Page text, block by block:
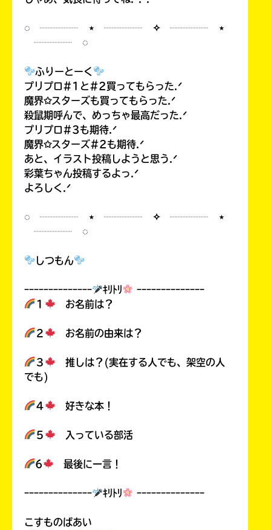
◌ ┈┈┈┈ ⋆ ┈┈┈┈ ✧ ┈┈┈┈ ⋆
┈┈┈┈ ◌
ふりーとーく
プリプロ#1と#2買ってもらった.ᐟ
魔界✩スターズも買ってもらった.ᐟ
殺鼠期呼んで、めっちゃ最高だった.ᐟ
プリプロ#3も期待.ᐟ
魔界✩スターズ#2も期待.ᐟ
あと、イラスト投稿しようと思う.ᐟ
彩葉ちゃん投稿するよっ.ᐟ
よろしく.ᐟ
◌ ┈┈┈┈ ⋆ ┈┈┈┈ ✧ ┈┈┈┈ ⋆
┈┈┈┈ ◌
しつもん
ｰｰｰｰｰｰｰｰｰｰｰｰｰｰ ｷﾘﾄﾘ
ｰｰｰｰｰｰｰｰｰｰｰｰｰｰ
１
お名前は？
２ お名前の由来は？
３
推しは？(実在する人でも、架空の人
でも)
４ 好きな本！
５ 入っている部活
6 最後に一言！
ｰｰｰｰｰｰｰｰｰｰｰｰｰｰ ｷﾘﾄﾘ ｰｰｰｰｰｰｰｰｰｰｰｰｰｰ
こすものばあい